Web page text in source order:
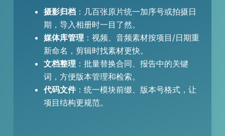
摄影归档：几百张原片统一加序号或拍摄日
期，导入相册时一目了然。
媒体库管理 ：视频、音频素材按项目/日期重
新命名，剪辑时找素材更快。
文档整理 ：批量替换合同、报告中的关键
词，方便版本管理和检索。
代码文件：统一模块前缀、版本号格式，让
项目结构更规范。